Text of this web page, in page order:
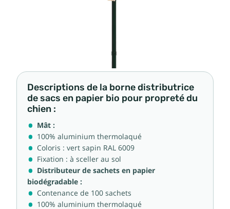
Descriptions de la borne distributrice
de sacs en papier bio pour propreté du
chien :
Mât :
100% aluminium thermolaqué
Coloris : vert sapin RAL 6009
Fixation : à sceller au sol
Distributeur de sachets en papier
biodégradable :
Contenance de 100 sachets
100% aluminium thermolaqué